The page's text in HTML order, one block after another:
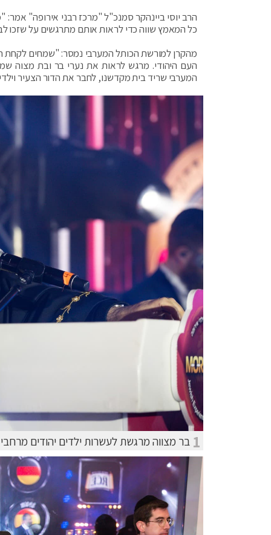
הרב יוסי ביינהקר סמנכ"ל "מרכז רבני אירופה"
כל המאמץ שווה כדי לראות אותם מתרגשים על שזכו
מהקרן למורשת הכותל המערבי נמסר: "שמחים לקחת
העם היהודי. מרגש לראות את נערי בר ובת מצוה
המערבי שריד בית מקדשנו, לחבר את הדור הצעיר
1 בר מצווה מרגשת לעשרות ילדים יהודים